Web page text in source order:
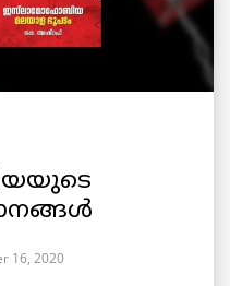
16, 2020